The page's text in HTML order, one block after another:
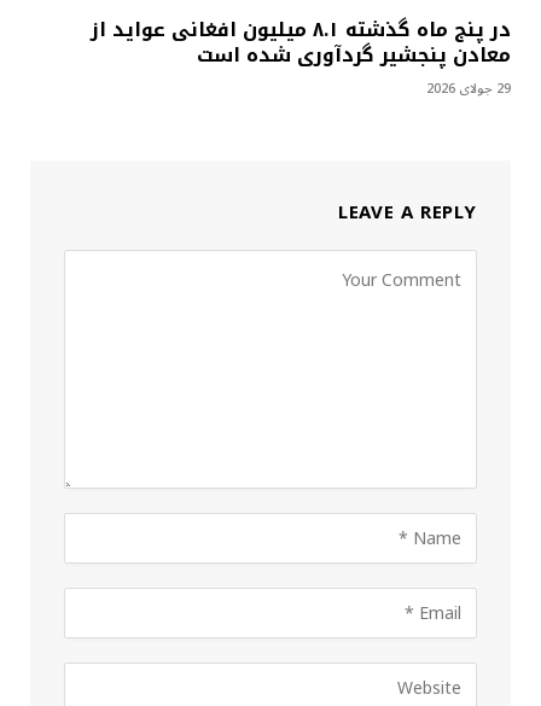
در پنج ماه گذشته ۸.۱ میلیون افغانی عواید از
معادن پنجشیر گردآوری شده است
29 جولای 2026
LEAVE A REPLY